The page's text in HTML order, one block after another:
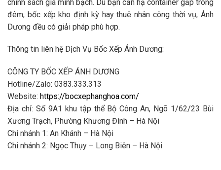
chính sách giá minh bạch. Dù bạn cần hạ container gấp trong
đêm, bốc xếp kho định kỳ hay thuê nhân công thời vụ, Ánh
Dương đều có giải pháp phù hợp.
Thông tin liên hệ Dịch Vụ Bốc Xếp Ánh Dương:
CÔNG TY BỐC XẾP ÁNH DƯƠNG
Hotline/Zalo: 0383.333.313
Website: https://bocxephanghoa.com/
Địa chỉ: Số 9A1 khu tập thể Bộ Công An, Ngõ 1/62/23 Bùi
Xương Trạch, Phường Khương Đình – Hà Nội
Chi nhánh 1: An Khánh – Hà Nội
Chi nhánh 2: Ngọc Thụy – Long Biên – Hà Nội